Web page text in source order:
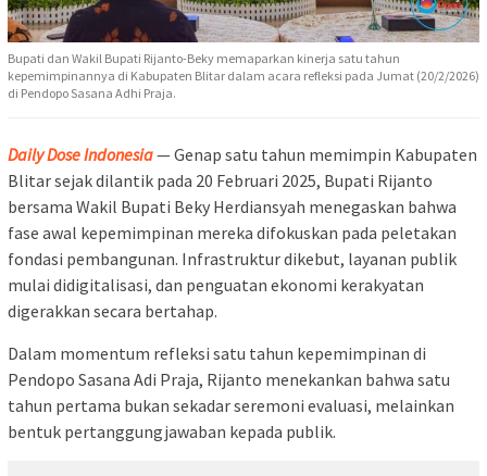
Bupati dan Wakil Bupati Rijanto-Beky memaparkan kinerja satu tahun
kepemimpinannya di Kabupaten Blitar dalam acara refleksi pada Jumat (20/2/2026)
di Pendopo Sasana Adhi Praja.
Daily Dose Indonesia— Genap satu tahun memimpin Kabupaten
Blitar sejak dilantik pada 20 Februari 2025, Bupati Rijanto
bersama Wakil Bupati Beky Herdiansyah menegaskan bahwa
fase awal kepemimpinan mereka difokuskan pada peletakan
fondasi pembangunan. Infrastruktur dikebut, layanan publik
mulai didigitalisasi, dan penguatan ekonomi kerakyatan
digerakkan secara bertahap.
Dalam momentum refleksi satu tahun kepemimpinan di
Pendopo Sasana Adi Praja, Rijanto menekankan bahwa satu
tahun pertama bukan sekadar seremoni evaluasi, melainkan
bentuk pertanggungjawaban kepada publik.